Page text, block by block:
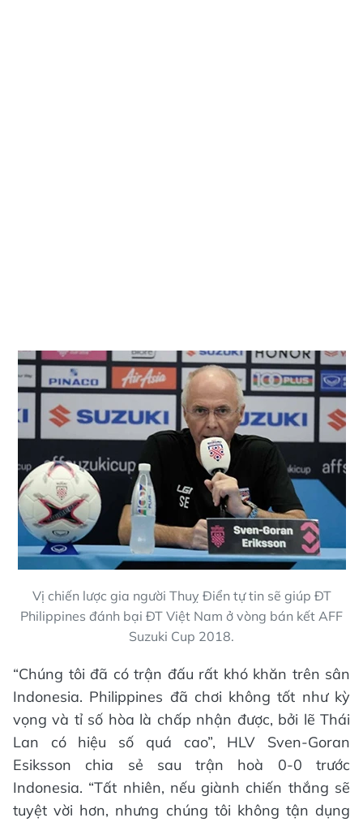
Vị chiến lược gia người Thuỵ Điển tự tin sẽ giúp ĐT
Philippines đánh bại ĐT Việt Nam ở vòng bán kết AFF
Suzuki Cup 2018.
“Chúng tôi đã có trận đấu rất khó khăn trên sân
Indonesia. Philippines đã chơi không tốt như kỳ
vọng và tỉ số hòa là chấp nhận được, bởi lẽ Thái
Lan có hiệu số quá cao”, HLV Sven-Goran
Esiksson chia sẻ sau trận hoà 0-0 trước
Indonesia. “Tất nhiên, nếu giành chiến thắng sẽ
tuyệt vời hơn, nhưng chúng tôi không tận dụng